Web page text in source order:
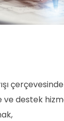
ve destek